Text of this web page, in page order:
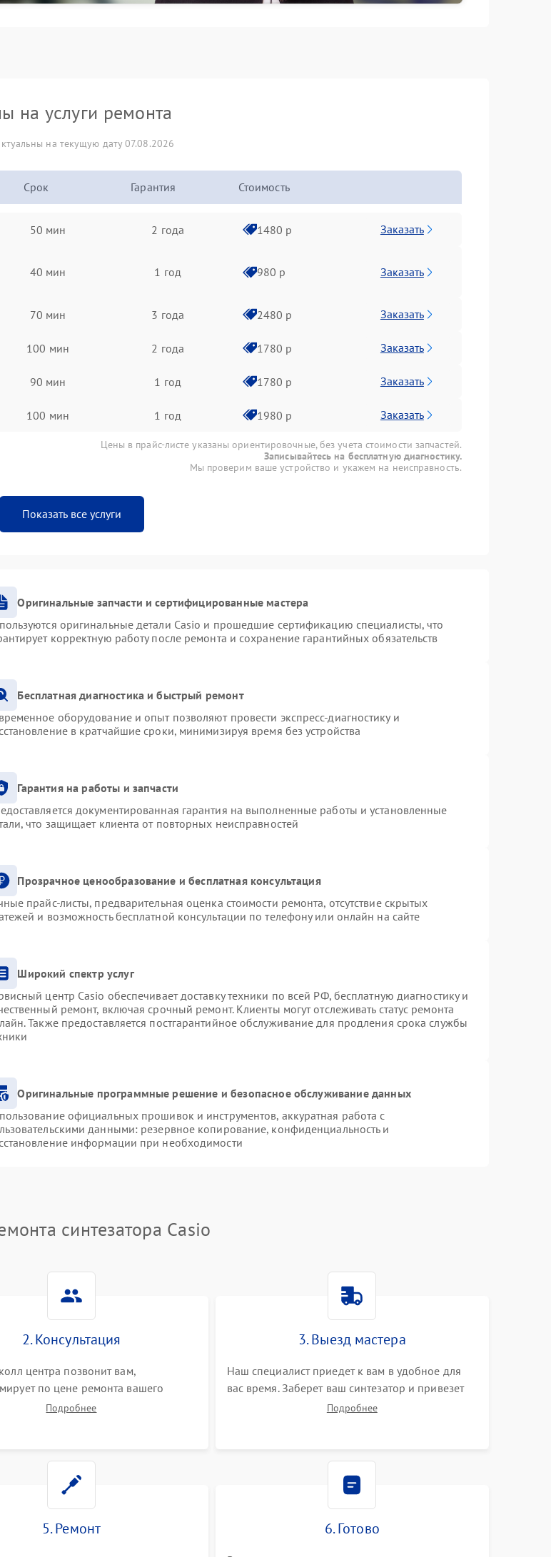
на услуги ремонта
на текущую дату 07.08.2026
Срок Гарантия Стоимость
50 мин 2 года 1480 р Заказать
40 мин 1 год 980 р Заказать
70 мин 3 года 2480 р Заказать
100 мин 2 года 1780 р Заказать
90 мин 1 год 1780 р Заказать
100 мин 1 год 1980 р Заказать
Цены в прайс-листе указаны ориентировочные, без учета стоимости запчастей.
Записывайтесь на бесплатную диагностику.
Мы проверим ваше устройство и укажем на неисправность.
Показать все услуги
Оригинальные запчасти и сертифицированные мастера
оригинальные детали Casio и прошедшие сертификацию специалисты, что
корректную работу после ремонта и сохранение гарантийных обязательств
Бесплатная диагностика и быстрый ремонт
оборудование и опыт позволяют провести экспресс-диагностику и
в кратчайшие сроки, минимизируя время без устройства
Гарантия на работы и запчасти
документированная гарантия на выполненные работы и установленные
что защищает клиента от повторных неисправностей
Прозрачное ценообразование и бесплатная консультация
прайс-листы, предварительная оценка стоимости ремонта, отсутствие скрытых
и возможность бесплатной консультации по телефону или онлайн на сайте
Широкий спектр услуг
центр Casio обеспечивает доставку техники по всей РФ, бесплатную диагностику и
ремонт, включая срочный ремонт. Клиенты могут отслеживать статус ремонта
Также предоставляется постгарантийное обслуживание для продления срока службы
Оригинальные программные решение и безопасное обслуживание данных
официальных прошивок и инструментов, аккуратная работа с
данными: резервное копирование, конфиденциальность и
информации при необходимости
синтезатора Casio
2. Консультация
центра позвонит вам,
по цене ремонта вашего
а также ответит на все ваши
Подробнее
3. Выезд мастера
Наш специалист приедет к вам в удобное для
вас время. Заберет ваш синтезатор и привезет
на склад для диагностики.
Подробнее
5. Ремонт 6. Готово